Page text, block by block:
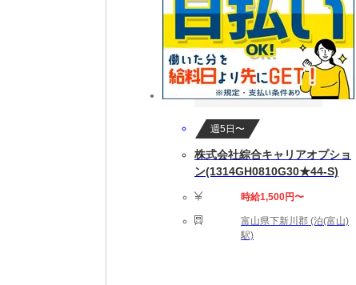
週5日〜
株式会社綜合キャリアオプショ
ン(1314GH0810G30★44-S)
時給1,500円〜
富山県下新川郡 (泊(富山)
駅)